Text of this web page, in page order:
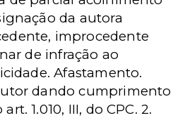
da autora
improcedente
de infração ao
Afastamento.
dando cumprimento
1.010, III, do CPC. 2.